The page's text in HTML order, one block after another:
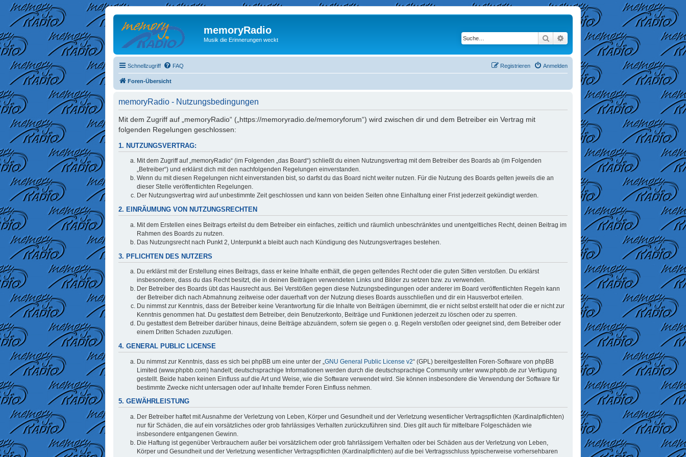
memoryRadio
Musik die Erinnerungen weckt Suche Erweiterte Suche
Schnellzugriff FAQ Anmelden
Registrieren
Foren-Übersicht
memoryRadio - Nutzungsbedingungen
Mit dem Zugriff auf „memoryRadio“ („https://memoryradio.de/memoryforum“) wird zwischen dir und dem Betreiber ein Vertrag mit
folgenden Regelungen geschlossen:
1. NUTZUNGSVERTRAG:
Mit dem Zugriff auf „memoryRadio“ (im Folgenden „das Board“) schließt du einen Nutzungsvertrag mit dem Betreiber des Boards ab (im Folgenden
„Betreiber“) und erklärst dich mit den nachfolgenden Regelungen einverstanden.
Wenn du mit diesen Regelungen nicht einverstanden bist, so darfst du das Board nicht weiter nutzen. Für die Nutzung des Boards gelten jeweils die an
dieser Stelle veröffentlichten Regelungen.
Der Nutzungsvertrag wird auf unbestimmte Zeit geschlossen und kann von beiden Seiten ohne Einhaltung einer Frist jederzeit gekündigt werden.
2. EINRÄUMUNG VON NUTZUNGSRECHTEN
Mit dem Erstellen eines Beitrags erteilst du dem Betreiber ein einfaches, zeitlich und räumlich unbeschränktes und unentgeltliches Recht, deinen Beitrag im
Rahmen des Boards zu nutzen.
Das Nutzungsrecht nach Punkt 2, Unterpunkt a bleibt auch nach Kündigung des Nutzungsvertrages bestehen.
3. PFLICHTEN DES NUTZERS
Du erklärst mit der Erstellung eines Beitrags, dass er keine Inhalte enthält, die gegen geltendes Recht oder die guten Sitten verstoßen. Du erklärst
insbesondere, dass du das Recht besitzt, die in deinen Beiträgen verwendeten Links und Bilder zu setzen bzw. zu verwenden.
Der Betreiber des Boards übt das Hausrecht aus. Bei Verstößen gegen diese Nutzungsbedingungen oder anderer im Board veröffentlichten Regeln kann
der Betreiber dich nach Abmahnung zeitweise oder dauerhaft von der Nutzung dieses Boards ausschließen und dir ein Hausverbot erteilen.
Du nimmst zur Kenntnis, dass der Betreiber keine Verantwortung für die Inhalte von Beiträgen übernimmt, die er nicht selbst erstellt hat oder die er nicht zur
Kenntnis genommen hat. Du gestattest dem Betreiber, dein Benutzerkonto, Beiträge und Funktionen jederzeit zu löschen oder zu sperren.
Du gestattest dem Betreiber darüber hinaus, deine Beiträge abzuändern, sofern sie gegen o. g. Regeln verstoßen oder geeignet sind, dem Betreiber oder
einem Dritten Schaden zuzufügen.
4. GENERAL PUBLIC LICENSE
Du nimmst zur Kenntnis, dass es sich bei phpBB um eine unter der „ GNU General Public License v2“ (GPL) bereitgestellten Foren-Software von phpBB
Limited (www.phpbb.com) handelt; deutschsprachige Informationen werden durch die deutschsprachige Community unter www.phpbb.de zur Verfügung
gestellt. Beide haben keinen Einfluss auf die Art und Weise, wie die Software verwendet wird. Sie können insbesondere die Verwendung der Software für
bestimmte Zwecke nicht untersagen oder auf Inhalte fremder Foren Einfluss nehmen.
5. GEWÄHRLEISTUNG
Der Betreiber haftet mit Ausnahme der Verletzung von Leben, Körper und Gesundheit und der Verletzung wesentlicher Vertragspflichten (Kardinalpflichten)
nur für Schäden, die auf ein vorsätzliches oder grob fahrlässiges Verhalten zurückzuführen sind. Dies gilt auch für mittelbare Folgeschäden wie
insbesondere entgangenen Gewinn.
Die Haftung ist gegenüber Verbrauchern außer bei vorsätzlichem oder grob fahrlässigem Verhalten oder bei Schäden aus der Verletzung von Leben,
Körper und Gesundheit und der Verletzung wesentlicher Vertragspflichten (Kardinalpflichten) auf die bei Vertragsschluss typischerweise vorhersehbaren